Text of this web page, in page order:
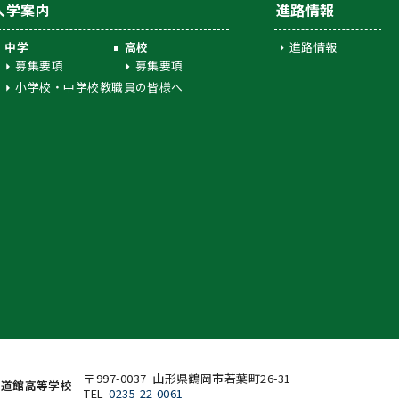
学案内
中学
募集要項
高校
募集要項
小学校・中学校教職員の皆様へ
進路情報
進路情報
館高等学校
〒997-0037 山形県鶴岡市若葉町26-31
TEL0235-22-0061